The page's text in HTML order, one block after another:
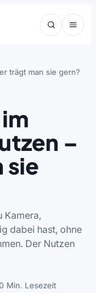
trägt man sie gern?
–
sie
Kamera,
dabei hast, ohne
Der Nutzen
Min. Lesezeit